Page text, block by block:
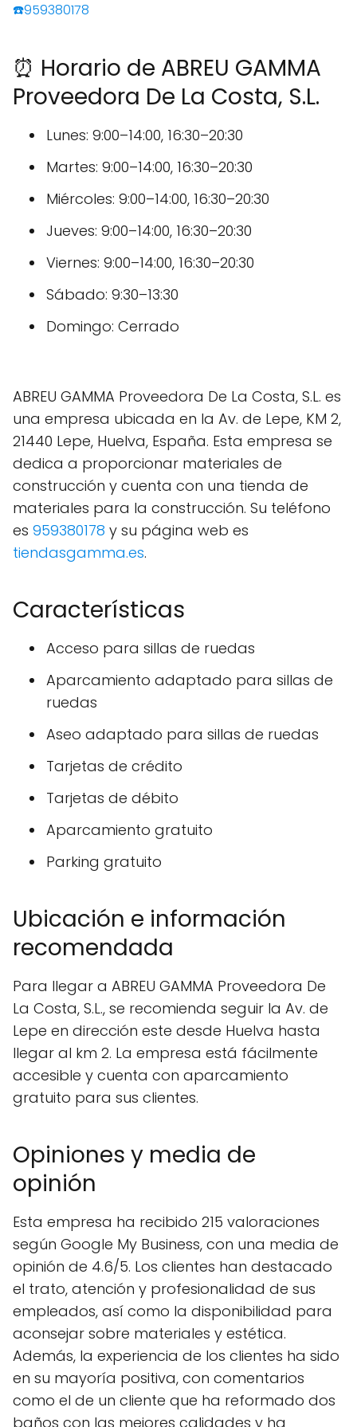
☎️959380178
⏰ Horario de ABREU GAMMA
Proveedora De La Costa, S.L.
Lunes: 9:00–14:00, 16:30–20:30
Martes: 9:00–14:00, 16:30–20:30
Miércoles: 9:00–14:00, 16:30–20:30
Jueves: 9:00–14:00, 16:30–20:30
Viernes: 9:00–14:00, 16:30–20:30
Sábado: 9:30–13:30
Domingo: Cerrado
ABREU GAMMA Proveedora De La Costa, S.L. es
una empresa ubicada en la Av. de Lepe, KM 2,
21440 Lepe, Huelva, España. Esta empresa se
dedica a proporcionar materiales de
construcción y cuenta con una tienda de
materiales para la construcción. Su teléfono
es 959380178 y su página web es
tiendasgamma.es.
Características
Acceso para sillas de ruedas
Aparcamiento adaptado para sillas de
ruedas
Aseo adaptado para sillas de ruedas
Tarjetas de crédito
Tarjetas de débito
Aparcamiento gratuito
Parking gratuito
Ubicación e información
recomendada
Para llegar a ABREU GAMMA Proveedora De
La Costa, S.L., se recomienda seguir la Av. de
Lepe en dirección este desde Huelva hasta
llegar al km 2. La empresa está fácilmente
accesible y cuenta con aparcamiento
gratuito para sus clientes.
Opiniones y media de
opinión
Esta empresa ha recibido 215 valoraciones
según Google My Business, con una media de
opinión de 4.6/5. Los clientes han destacado
el trato, atención y profesionalidad de sus
empleados, así como la disponibilidad para
aconsejar sobre materiales y estética.
Además, la experiencia de los clientes ha sido
en su mayoría positiva, con comentarios
como el de un cliente que ha reformado dos
baños con las mejores calidades y ha